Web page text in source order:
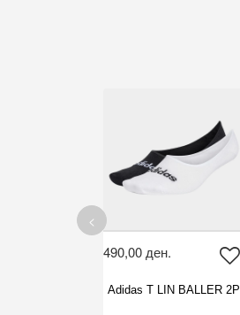
490,00 ден.
Adidas T LIN BALLER 2P
<